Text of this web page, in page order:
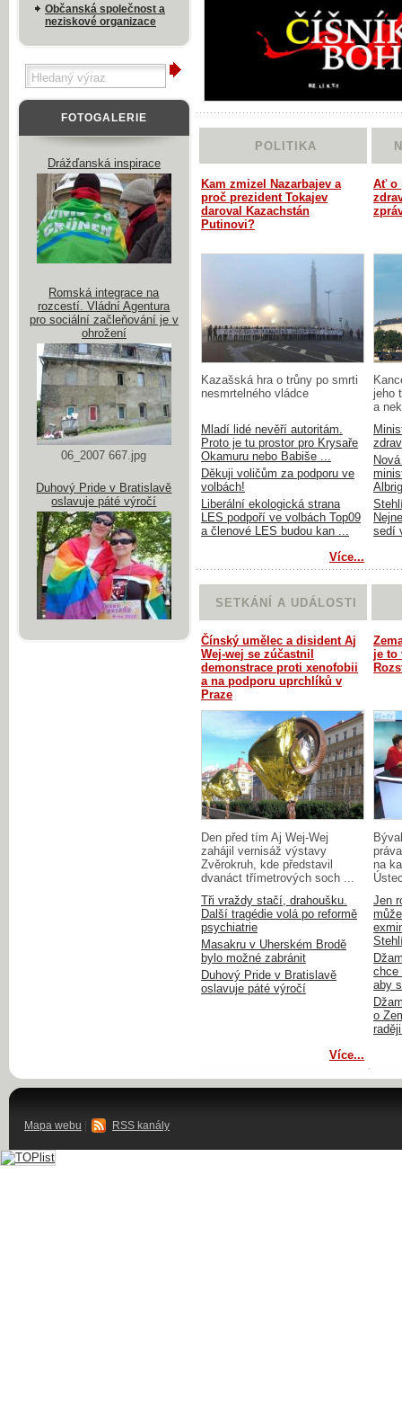
POLITIKA
Kam zmizel Nazarbajev a
proč prezident Tokajev
daroval Kazachstán
Putinovi?
Ať o
Kazašská hra o trůny po smrti
nesmrtelného vládce
jeho
a
Mladí lidé nevěří autoritám.
Proto je tu prostor pro Krysaře
Okamuru nebo Babiše ...
Děkuji voličům za podporu ve
volbách!
Liberální ekologická strana
LES podpoří ve volbách Top09
a členové LES budou kan ...
sedí
Více...
SETKÁNÍ A UDÁLOSTI
Čínský umělec a disident Aj
Wej-wej se zúčastnil
demonstrace proti xenofobii
a na podporu uprchlíků v
Praze
je to
Den před tím Aj Wej-Wej
zahájil vernisáž výstavy
Zvěrokruh, kde představil
dvanáct třímetrových soch ...
na
Tři vraždy stačí, drahoušku.
Další tragédie volá po reformě
psychiatrie
Masakru v Uherském Brodě
bylo možné zabránit
Duhový Pride v Bratislavě
oslavuje páté výročí
Jen
chce
aby
o
Více...
Občanská společnost a
neziskové organizace
FOTOGALERIE
Drážďanská inspirace
Romská integrace na
rozcestí. Vládní Agentura
pro sociální začleňování je v
ohrožení
06_2007 667.jpg
Duhový Pride v Bratislavě
oslavuje páté výročí
Mapa webu RSS kanály